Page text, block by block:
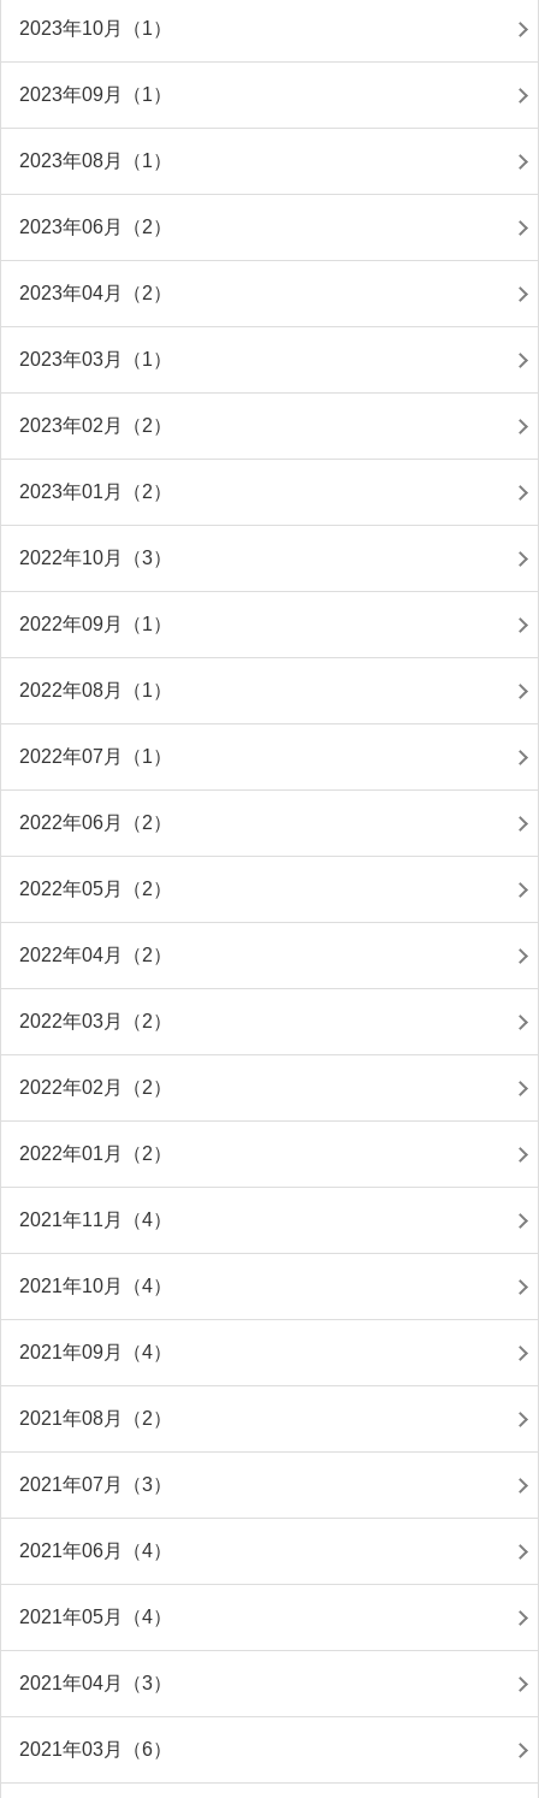
2023年10月（1）
2023年09月（1）
2023年08月（1）
2023年06月（2）
2023年04月（2）
2023年03月（1）
2023年02月（2）
2023年01月（2）
2022年10月（3）
2022年09月（1）
2022年08月（1）
2022年07月（1）
2022年06月（2）
2022年05月（2）
2022年04月（2）
2022年03月（2）
2022年02月（2）
2022年01月（2）
2021年11月（4）
2021年10月（4）
2021年09月（4）
2021年08月（2）
2021年07月（3）
2021年06月（4）
2021年05月（4）
2021年04月（3）
2021年03月（6）